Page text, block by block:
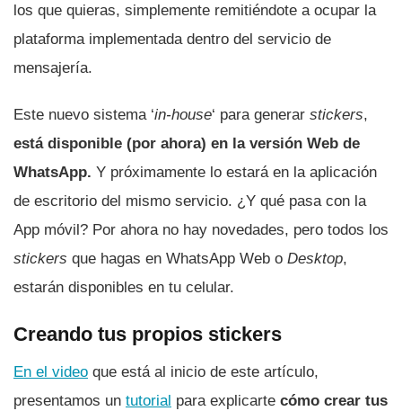
los que quieras, simplemente remitiéndote a ocupar la
plataforma implementada dentro del servicio de
mensajería.
Este nuevo sistema ‘in-house‘ para generar stickers,
está disponible (por ahora) en la versión Web de
WhatsApp. Y próximamente lo estará en la aplicación
de escritorio del mismo servicio. ¿Y qué pasa con la
App móvil? Por ahora no hay novedades, pero todos los
stickers que hagas en WhatsApp Web o Desktop,
estarán disponibles en tu celular.
Creando tus propios stickers
En el video que está al inicio de este artículo,
presentamos un tutorial para explicarte cómo crear tus